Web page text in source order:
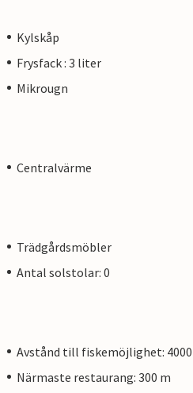
Kylskåp
Frysfack : 3 liter
Mikrougn
Centralvärme
Trädgårdsmöbler
Antal solstolar: 0
Avstånd till fiskemöjlighet:
Närmaste restaurang: 300 m